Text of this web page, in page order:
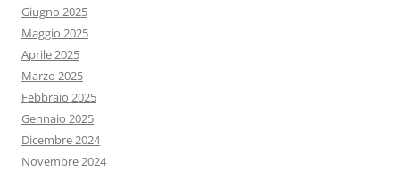
Giugno 2025
Maggio 2025
Aprile 2025
Marzo 2025
Febbraio 2025
Gennaio 2025
Dicembre 2024
Novembre 2024